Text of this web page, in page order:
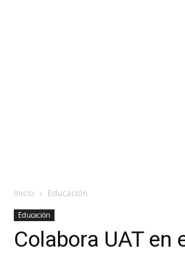
Inicio Educación
Educación
Colabora UAT en